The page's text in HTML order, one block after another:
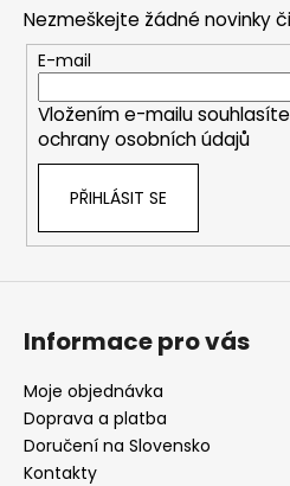
Nezmeškejte žádné novinky
E-mail
Vložením e-mailu
ochrany osobních údajů
PŘIHLÁSIT SE
Informace pro vás
Moje objednávka
Doprava a platba
Doručení na Slovensko
Kontakty